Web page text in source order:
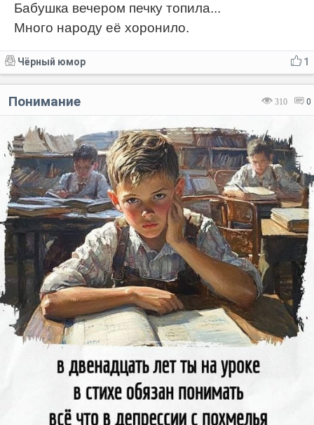
Бабушка вечером печку топила...
Много народу её хоронило.
1
Чёрный юмор
310 0
Понимание